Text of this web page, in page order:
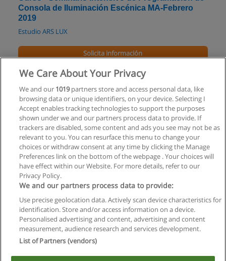
Consola de Iluminación Escénica MA-Febrero
2019
Estudio ARS LUX
Solicita información
Carrera Terciaria - Diseño de Espacios Verdes e
Interiores
Escuela Argentina de Diseño de Espacios Verdes y de Interiores
Solicita información
Privacidad de datos
Contactar con Educaedu
Copyright © Educaedu Business S.L. - CIF : B-95610580: -
We Care About Your Privacy
We and our 1019partners store and access personal data, like
browsing data or unique identifiers, on your device. Selecting I
Accept enables tracking technologies to support the purposes
shown under we and our partners process data to provide. If
trackers are disabled, some content and ads you see may not be as
relevant to you. You can resurface this menu to change your
choices or withdraw consent at any time by clicking the Manage
Preferences link on the bottom of the webpage . Your choices will
have effect within our Website. For more details, refer to our
Privacy Policy.
We and our partners process data to provide:
Use precise geolocation data. Actively scan device characteristics for
identification. Store and/or access information on a device.
Personalised advertising and content, advertising and content
measurement, audience research and services development.
List of Partners (vendors)